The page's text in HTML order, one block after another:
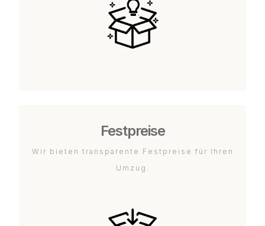
Festpreise
Wir bieten transparente Festpreise für Ihren
Umzug.